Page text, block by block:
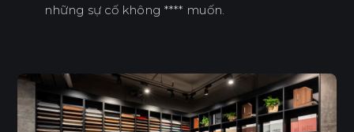
những sự cố không **** muốn.